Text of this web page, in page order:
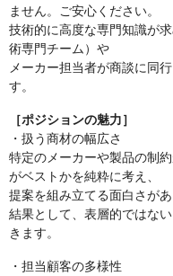
ません。ご安心ください。
技術的に高度な専門知識が
術専門チーム）や
メーカー担当者が商談に同
す。
［ポジションの魅力］
・扱う商材の幅広さ
特定のメーカーや製品の制
がベストかを純粋に考え、
提案を組み立てる面白さがあ
結果として、表層的ではな
きます。
・担当顧客の多様性